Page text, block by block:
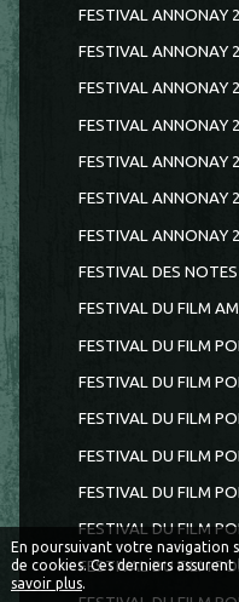
En poursuivant votre navigation
de cookies. Ces derniers
savoir plus.
FESTIVAL ANNONAY
FESTIVAL ANNONAY
FESTIVAL ANNONAY
FESTIVAL ANNONAY
FESTIVAL ANNONAY
FESTIVAL ANNONAY
FESTIVAL ANNONAY
FESTIVAL DES
FESTIVAL DU FILM
FESTIVAL DU FILM
FESTIVAL DU FILM
FESTIVAL DU FILM
FESTIVAL DU FILM
FESTIVAL DU FILM
FESTIVAL DU FILM
FESTIVAL DU FILM